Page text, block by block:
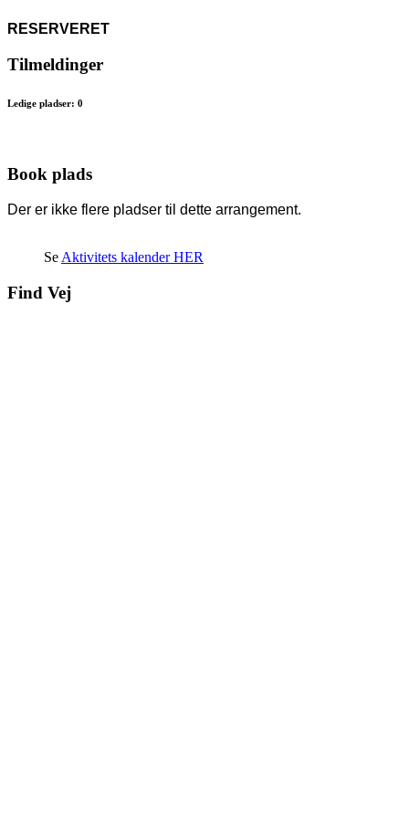
RESERVERET
Tilmeldinger
Ledige pladser: 0
Book plads
Der er ikke flere pladser til dette arrangement.
Se Aktivitets kalender HER
Find Vej